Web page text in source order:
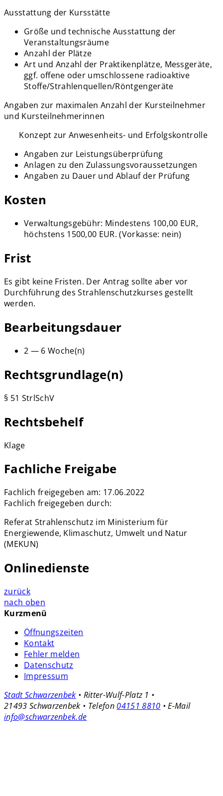
Ausstattung der Kursstätte
Größe und technische Ausstattung der
Veranstaltungsräume
Anzahl der Plätze
Art und Anzahl der Praktikenplätze, Messgeräte,
ggf. offene oder umschlossene radioaktive
Stoffe/Strahlenquellen/Röntgengeräte
Angaben zur maximalen Anzahl der Kursteilnehmer
und Kursteilnehmerinnen
Konzept zur Anwesenheits- und Erfolgskontrolle
Angaben zur Leistungsüberprüfung
Anlagen zu den Zulassungsvoraussetzungen
Angaben zu Dauer und Ablauf der Prüfung
Kosten
Verwaltungsgebühr: Mindestens 100,00 EUR,
höchstens 1500,00 EUR. (Vorkasse: nein)
Frist
Es gibt keine Fristen. Der Antrag sollte aber vor
Durchführung des Strahlenschutzkurses gestellt
werden.
Bearbeitungsdauer
2 — 6 Woche(n)
Rechtsgrundlage(n)
§ 51 StrlSchV
Rechtsbehelf
Klage
Fachliche Freigabe
Fachlich freigegeben am: 17.06.2022
Fachlich freigegeben durch:
Referat Strahlenschutz im Ministerium für
Energiewende, Klimaschutz, Umwelt und Natur
(MEKUN)
Onlinedienste
zurück
nach oben
Kurzmenü
Öffnungszeiten
Kontakt
Fehler melden
Datenschutz
Impressum
Stadt Schwarzenbek • Ritter-Wulf-Platz 1 •
21493 Schwarzenbek • Telefon 04151 8810 • E-Mail
info@schwarzenbek.de